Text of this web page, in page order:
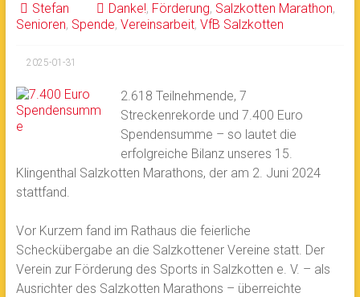
Stefan Danke!, Förderung, Salzkotten Marathon,
Senioren, Spende, Vereinsarbeit, VfB Salzkotten
2025-01-31
2.618 Teilnehmende, 7
Streckenrekorde und 7.400 Euro
Spendensumme – so lautet die
erfolgreiche Bilanz unseres 15.
Klingenthal Salzkotten Marathons, der am 2. Juni 2024
stattfand.
Vor Kurzem fand im Rathaus die feierliche
Scheckübergabe an die Salzkottener Vereine statt. Der
Verein zur Förderung des Sports in Salzkotten e. V. – als
Ausrichter des Salzkotten Marathons – überreichte